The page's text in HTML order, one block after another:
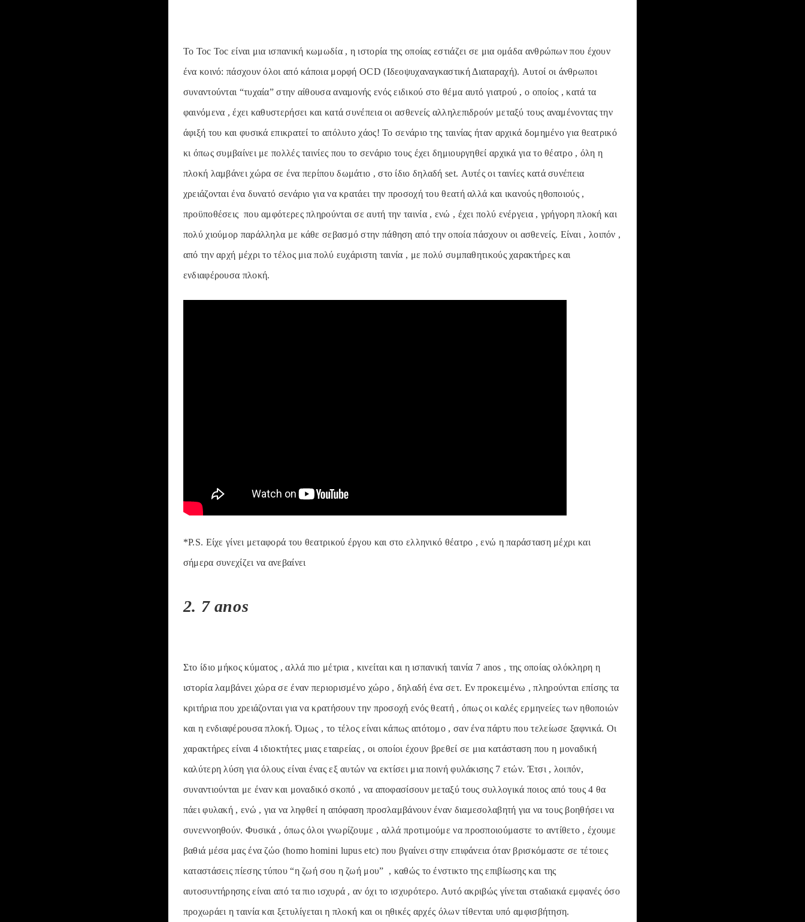
Το Toc Toc είναι μια ισπανική κωμωδία , η ιστορία της οποίας εστιάζει σε μια ομάδα ανθρώπων που έχουν
ένα κοινό: πάσχουν όλοι από κάποια μορφή OCD (Ιδεοψυχαναγκαστική Διαταραχή). Αυτοί οι άνθρωποι
συναντούνται “τυχαία” στην αίθουσα αναμονής ενός ειδικού στο θέμα αυτό γιατρού , ο οποίος , κατά τα
φαινόμενα , έχει καθυστερήσει και κατά συνέπεια οι ασθενείς αλληλεπιδρούν μεταξύ τους αναμένοντας την
άφιξή του και φυσικά επικρατεί το απόλυτο χάος! Το σενάριο της ταινίας ήταν αρχικά δομημένο για θεατρικό
κι όπως συμβαίνει με πολλές ταινίες που το σενάριο τους έχει δημιουργηθεί αρχικά για το θέατρο , όλη η
πλοκή λαμβάνει χώρα σε ένα περίπου δωμάτιο , στο ίδιο δηλαδή set. Αυτές οι ταινίες κατά συνέπεια
χρειάζονται ένα δυνατό σενάριο για να κρατάει την προσοχή του θεατή αλλά και ικανούς ηθοποιούς ,
προϋποθέσεις που αμφότερες πληρούνται σε αυτή την ταινία , ενώ , έχει πολύ ενέργεια , γρήγορη πλοκή και
πολύ χιούμορ παράλληλα με κάθε σεβασμό στην πάθηση από την οποία πάσχουν οι ασθενείς. Είναι , λοιπόν ,
από την αρχή μέχρι το τέλος μια πολύ ευχάριστη ταινία , με πολύ συμπαθητικούς χαρακτήρες και
ενδιαφέρουσα πλοκή.
*P.S. Είχε γίνει μεταφορά του θεατρικού έργου και στο ελληνικό θέατρο , ενώ η παράσταση μέχρι και
σήμερα συνεχίζει να ανεβαίνει
2. 7 anos
Στο ίδιο μήκος κύματος , αλλά πιο μέτρια , κινείται και η ισπανική ταινία 7 anos , της οποίας ολόκληρη η
ιστορία λαμβάνει χώρα σε έναν περιορισμένο χώρο , δηλαδή ένα σετ. Εν προκειμένω , πληρούνται επίσης τα
κριτήρια που χρειάζονται για να κρατήσουν την προσοχή ενός θεατή , όπως οι καλές ερμηνείες των ηθοποιών
και η ενδιαφέρουσα πλοκή. Όμως , το τέλος είναι κάπως απότομο , σαν ένα πάρτυ που τελείωσε ξαφνικά. Οι
χαρακτήρες είναι 4 ιδιοκτήτες μιας εταιρείας , οι οποίοι έχουν βρεθεί σε μια κατάσταση που η μοναδική
καλύτερη λύση για όλους είναι ένας εξ αυτών να εκτίσει μια ποινή φυλάκισης 7 ετών. Έτσι , λοιπόν,
συναντιούνται με έναν και μοναδικό σκοπό , να αποφασίσουν μεταξύ τους συλλογικά ποιος από τους 4 θα
πάει φυλακή , ενώ , για να ληφθεί η απόφαση προσλαμβάνουν έναν διαμεσολαβητή για να τους βοηθήσει να
συνεννοηθούν. Φυσικά , όπως όλοι γνωρίζουμε , αλλά προτιμούμε να προσποιούμαστε το αντίθετο , έχουμε
βαθιά μέσα μας ένα ζώο (homo homini lupus etc) που βγαίνει στην επιφάνεια όταν βρισκόμαστε σε τέτοιες
καταστάσεις πίεσης τύπου “η ζωή σου η ζωή μου” , καθώς το ένστικτο της επιβίωσης και της
αυτοσυντήρησης είναι από τα πιο ισχυρά , αν όχι το ισχυρότερο. Αυτό ακριβώς γίνεται σταδιακά εμφανές όσο
προχωράει η ταινία και ξετυλίγεται η πλοκή και οι ηθικές αρχές όλων τίθενται υπό αμφισβήτηση.